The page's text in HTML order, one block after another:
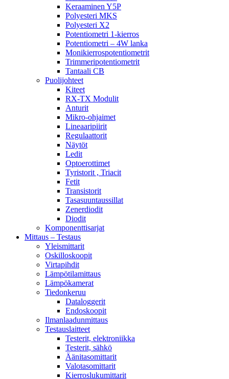
Keraaminen Y5P
Polyesteri MKS
Polyesteri X2
Potentiometri 1-kierros
Potentiometri – 4W lanka
Monikierrospotentiometrit
Trimmeripotentiometrit
Tantaali CB
Puolijohteet
Kiteet
RX-TX Modulit
Anturit
Mikro-ohjaimet
Lineaaripiirit
Regulaattorit
Näytöt
Ledit
Optoerottimet
Tyristorit , Triacit
Fetit
Transistorit
Tasasuuntaussillat
Zenerdiodit
Diodit
Komponenttisarjat
Mittaus – Testaus
Yleismittarit
Oskilloskoopit
Virtapihdit
Lämpötilamittaus
Lämpökamerat
Tiedonkeruu
Dataloggerit
Endoskoopit
Ilmanlaadunmittaus
Testauslaitteet
Testerit, elektroniikka
Testerit, sähkö
Äänitasomittarit
Valotasomittarit
Kierroslukumittarit